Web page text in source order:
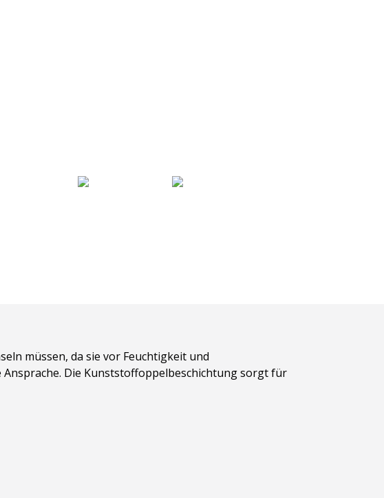
müssen, da sie vor Feuchtigkeit und
Die Kunststoffoppelbeschichtung sorgt für